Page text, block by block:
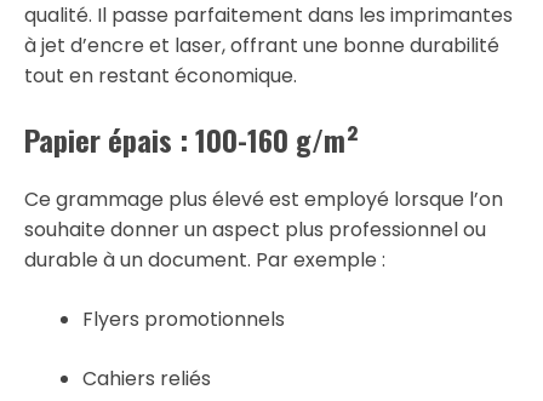
qualité. Il passe parfaitement dans les imprimantes
à jet d’encre et laser, offrant une bonne durabilité
tout en restant économique.
Papier épais : 100-160 g/m²
Ce grammage plus élevé est employé lorsque l’on
souhaite donner un aspect plus professionnel ou
durable à un document. Par exemple :
Flyers promotionnels
Cahiers reliés